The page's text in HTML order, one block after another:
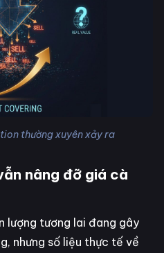
thường xuyên xảy ra
nâng đỡ giá cà
lượng tương lai đang gây
nhưng số liệu thực tế về